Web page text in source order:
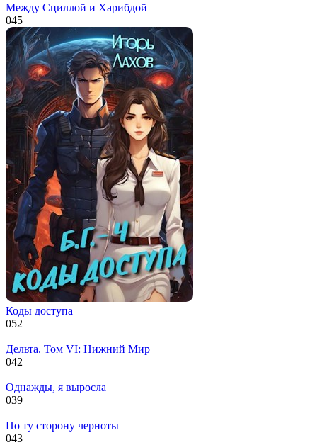
Между Сциллой и Харибдой
045
Коды доступа
052
Дельта. Том VI: Нижний Мир
042
Однажды, я выросла
039
По ту сторону черноты
043